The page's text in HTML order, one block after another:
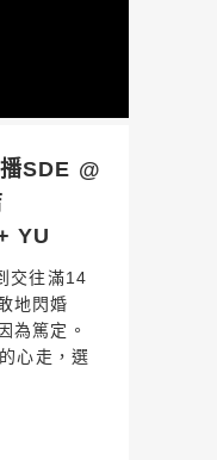
SDE @
YU
交往滿14
地閃婚
為篤定。
心走，選